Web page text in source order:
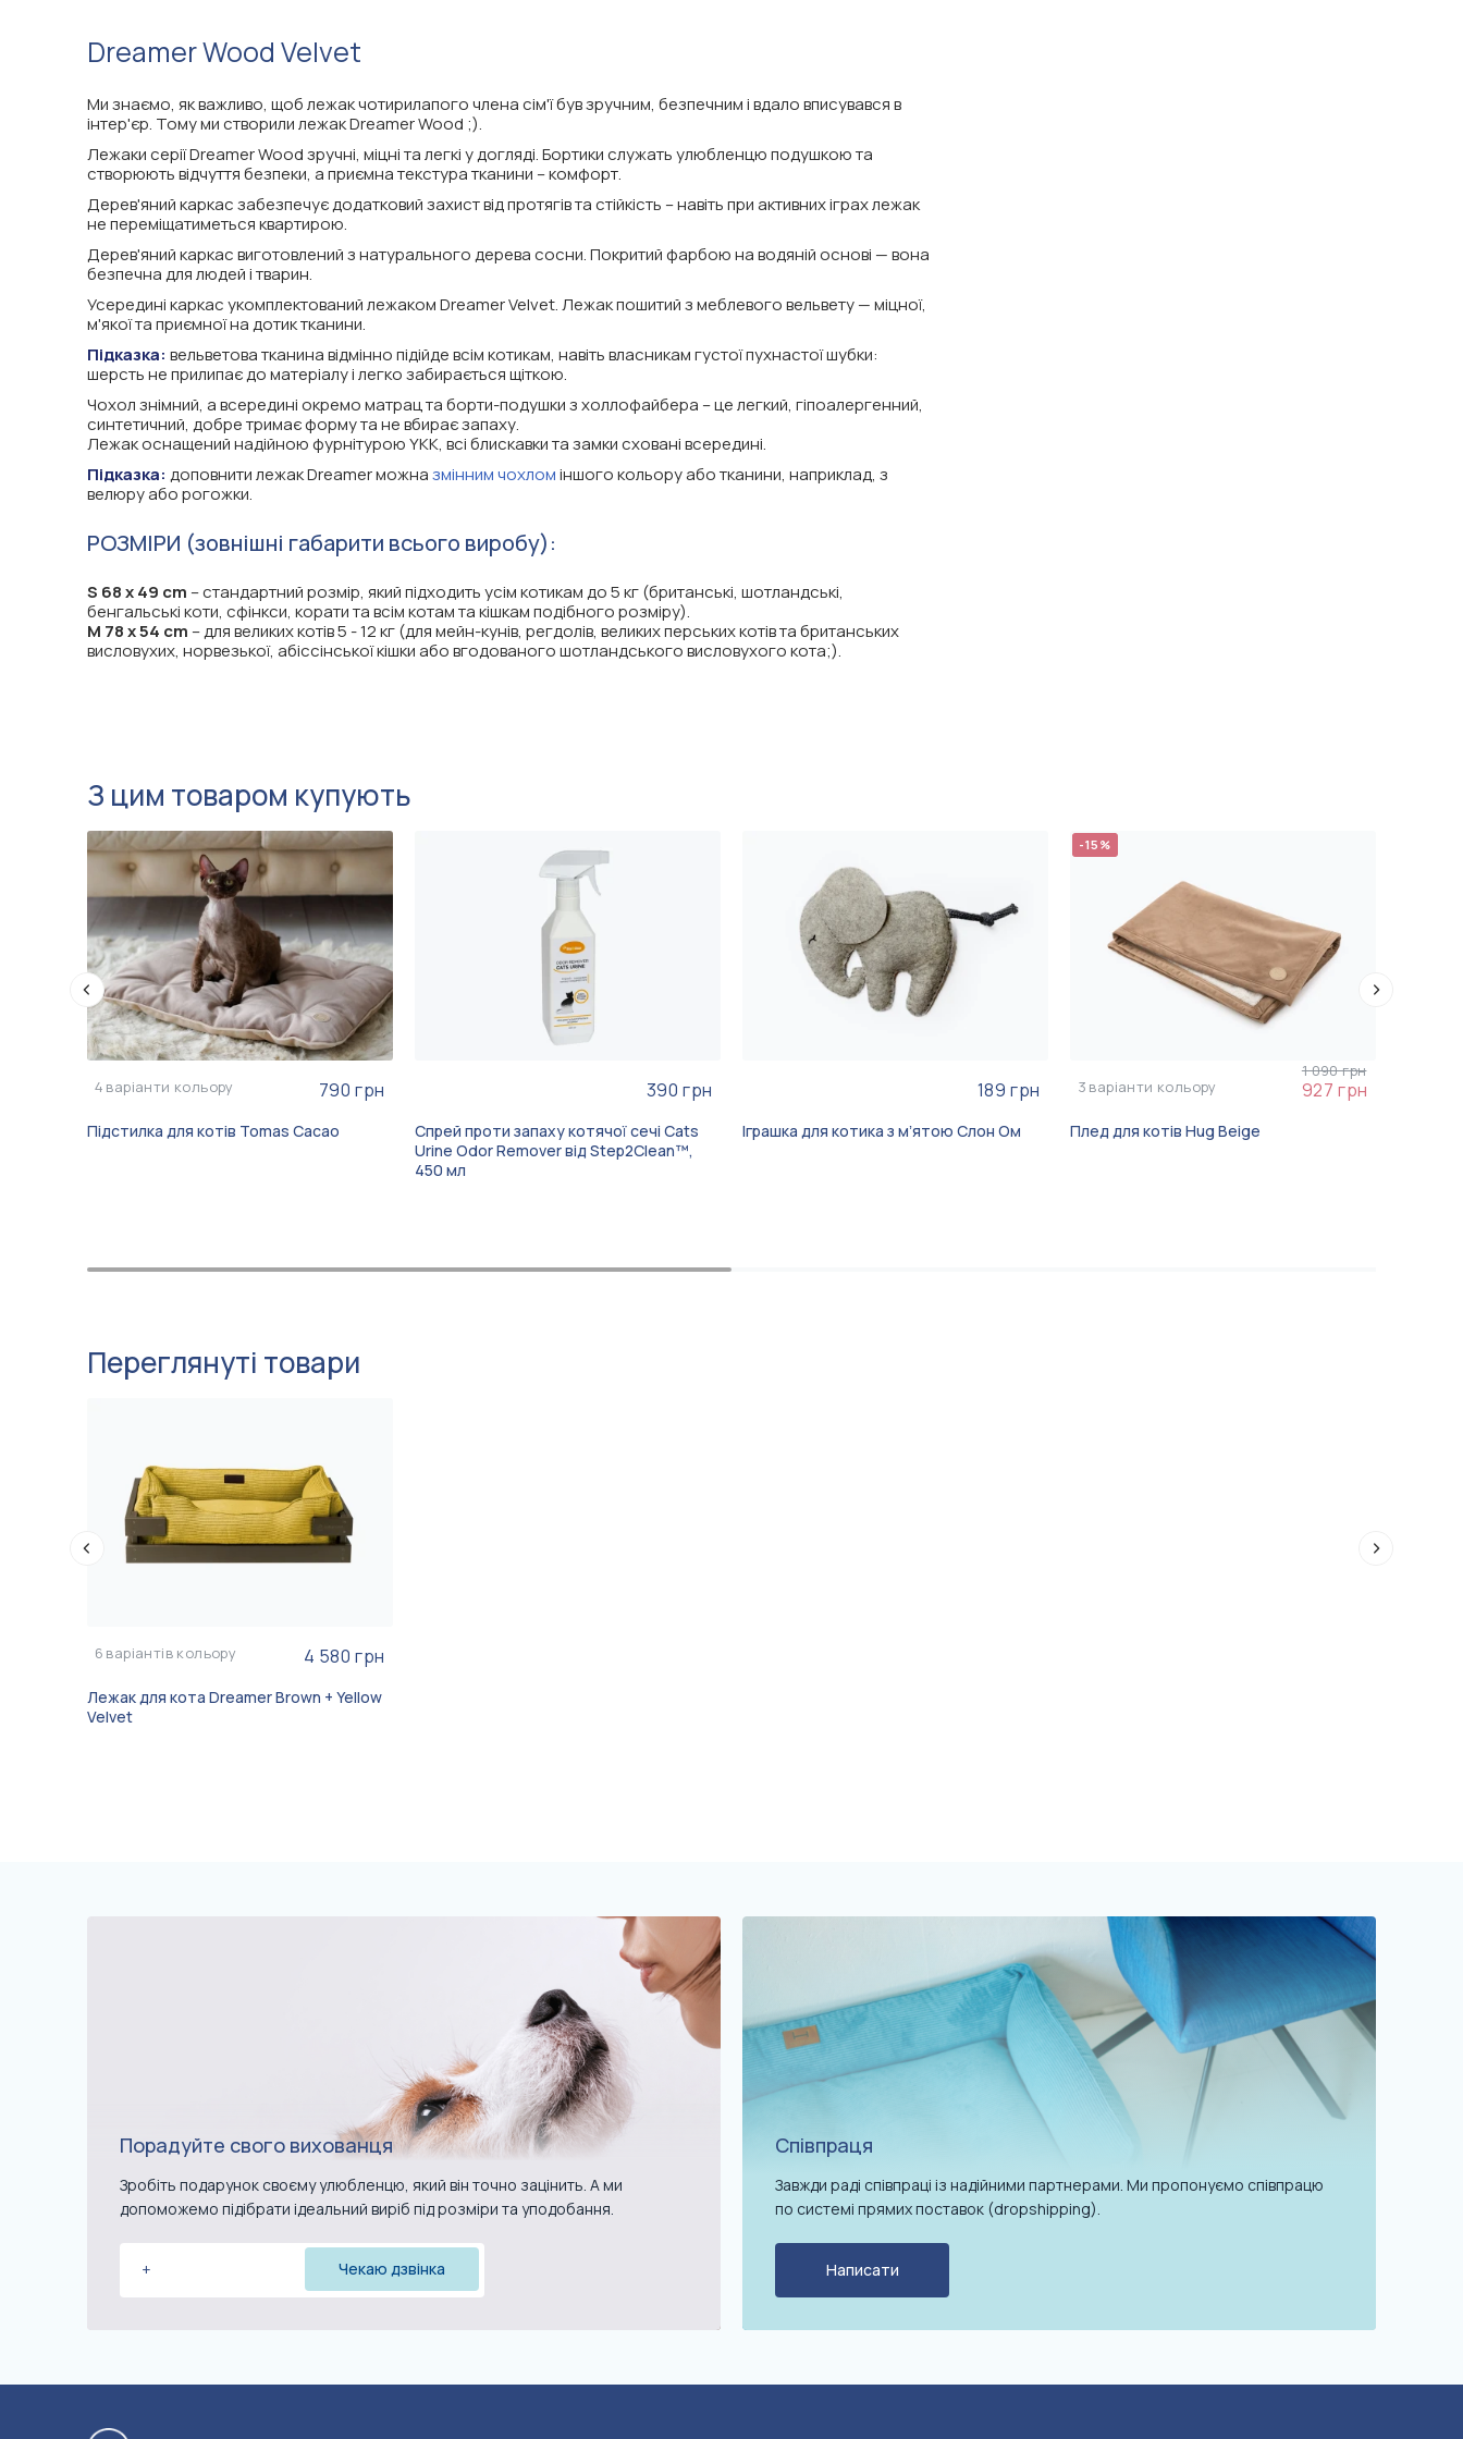
Dreamer Wood Velvet
Ми знаємо, як важливо, щоб лежак чотирилапого члена сім'ї був зручним, безпечним і вдало вписувався в
інтер'єр. Тому ми створили лежак Dreamer Wood ;).
Лежаки серії Dreamer Wood зручні, міцні та легкі у догляді. Бортики служать улюбленцю подушкою та
створюють відчуття безпеки, а приємна текстура тканини – комфорт.
Дерев'яний каркас забезпечує додатковий захист від протягів та стійкість – навіть при активних іграх лежак
не переміщатиметься квартирою.
Дерев'яний каркас виготовлений з натурального дерева сосни. Покритий фарбою на водяній основі — вона
безпечна для людей і тварин.
Усередині каркас укомплектований лежаком Dreamer Velvet. Лежак пошитий з меблевого вельвету — міцної,
м'якої та приємної на дотик тканини.
Підказка: вельветова тканина відмінно підійде всім котикам, навіть власникам густої пухнастої шубки:
шерсть не прилипає до матеріалу і легко забирається щіткою.
Чохол знімний, а всередині окремо матрац та борти-подушки з холлофайбера – це легкий, гіпоалергенний,
синтетичний, добре тримає форму та не вбирає запаху.
Лежак оснащений надійною фурнітурою YKK, всі блискавки та замки сховані всередині.
Підказка: доповнити лежак Dreamer можназмінним чохломіншого кольору або тканини, наприклад, з
велюру або рогожки.
РОЗМІРИ (зовнішні габарити всього виробу):
S 68 х 49 cm – стандартний розмір, який підходить усім котикам до 5 кг (британські, шотландські,
бенгальські коти, сфінкси, корати та всім котам та кішкам подібного розміру).
M 78 х 54 cm – для великих котів 5 - 12 кг (для мейн-кунів, регдолів, великих перських котів та британських
висловухих, норвезької, абіссінської кішки або вгодованого шотландського висловухого кота;).
З цим товаром купують
4 варіанти кольору 790 грн
Підстилка для котів Tomas Cacao
390 грн
Спрей проти запаху котячої сечі Cats
Urine Odor Remover від Step2Clean™,
450 мл
189 грн
Іграшка для котика з мʼятою Слон Ом
-15%
3 варіанти кольору
1 090 грн
927 грн
Плед для котів Hug Beige
Переглянуті товари
6 варіантів кольору 4 580 грн
Лежак для кота Dreamer Brown + Yellow
Velvet
Порадуйте свого вихованця
Зробіть подарунок своєму улюбленцю, який він точно зацінить. А ми
допоможемо підібрати ідеальний виріб під розміри та уподобання.
Співпраця
Завжди раді співпраці із надійними партнерами. Ми пропонуємо співпрацю
по системі прямих поставок (dropshipping).
Написати